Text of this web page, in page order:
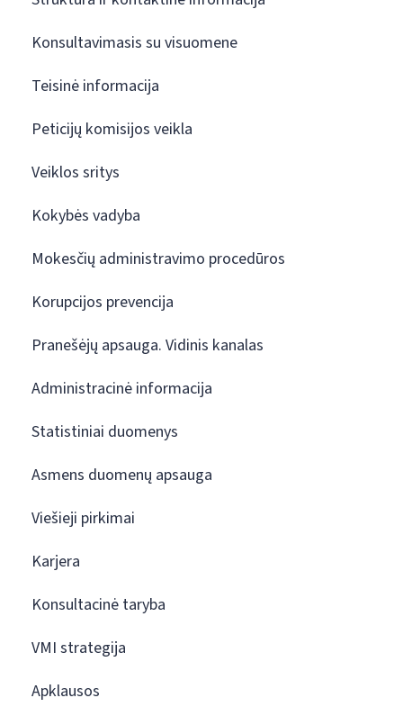
Konsultavimasis su visuomene
Teisinė informacija
Peticijų komisijos veikla
Veiklos sritys
Kokybės vadyba
Mokesčių administravimo procedūros
Korupcijos prevencija
Pranešėjų apsauga. Vidinis kanalas
Administracinė informacija
Statistiniai duomenys
Asmens duomenų apsauga
Viešieji pirkimai
Karjera
Konsultacinė taryba
VMI strategija
Apklausos